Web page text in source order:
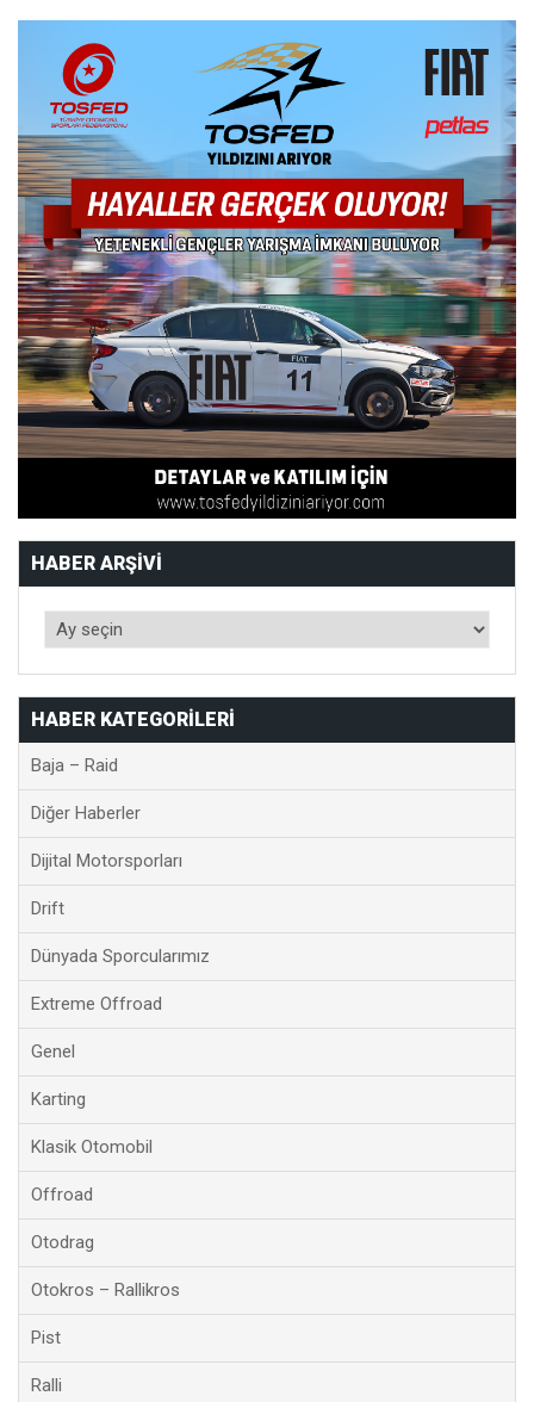
HABER ARŞIVI
HABER KATEGORILERI
Baja – Raid
Diğer Haberler
Dijital Motorsporları
Drift
Dünyada Sporcularımız
Extreme Offroad
Genel
Karting
Klasik Otomobil
Offroad
Otodrag
Otokros – Rallikros
Pist
Ralli